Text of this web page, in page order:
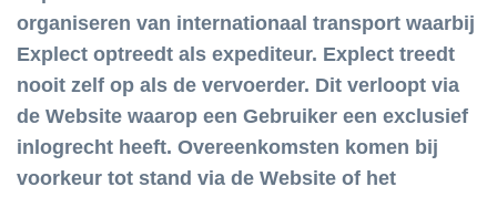
organiseren van internationaal transport waarbij
Explect optreedt als expediteur. Explect treedt
nooit zelf op als de vervoerder. Dit verloopt via
de Website waarop een Gebruiker een exclusief
inlogrecht heeft. Overeenkomsten komen bij
voorkeur tot stand via de Website of het